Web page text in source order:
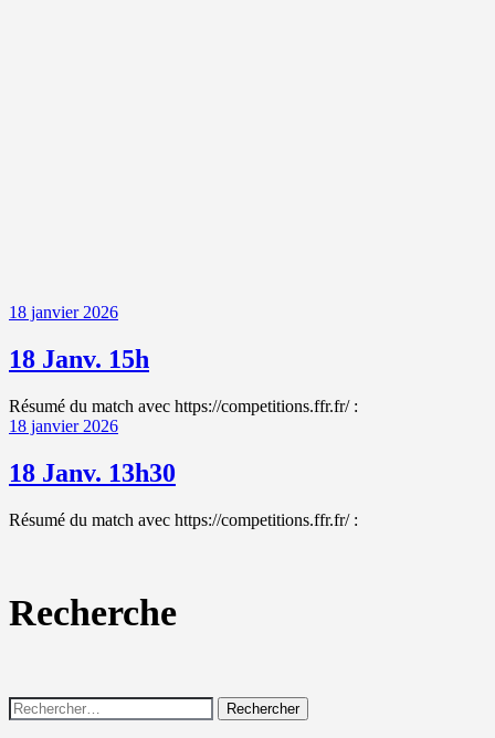
18 janvier 2026
18 Janv. 15h
Résumé du match avec https://competitions.ffr.fr/ :
18 janvier 2026
18 Janv. 13h30
Résumé du match avec https://competitions.ffr.fr/ :
Recherche
Rechercher :